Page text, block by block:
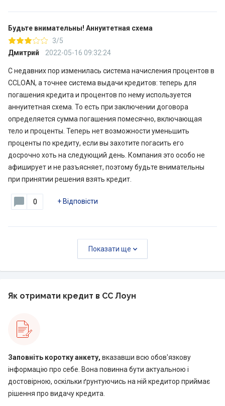
Будьте внимательны! Аннуитетная схема
3/5
Дмитрий
2022-05-16 09:32:24
С недавних пор изменилась система начисления процентов в
CCLOAN, а точнее система выдачи кредитов: теперь для
погашения кредита и процентов по нему используется
аннуитетная схема. То есть при заключении договора
определяется сумма погашения помесячно, включающая
тело и проценты. Теперь нет возможности уменьшить
проценты по кредиту, если вы захотите погасить его
досрочно хоть на следующий день. Компания это особо не
афиширует и не разъясняет, поэтому будьте внимательны
при принятии решения взять кредит.
0 + Відповісти
Показати ще
Як отримати кредит в CC Лоун
Заповніть коротку анкету, вказавши всю обов'язкову
інформацію про себе. Вона повинна бути актуальною і
достовірною, оскільки ґрунтуючись на ній кредитор приймає
рішення про видачу кредита.